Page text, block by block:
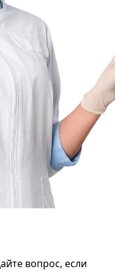
вопрос, если